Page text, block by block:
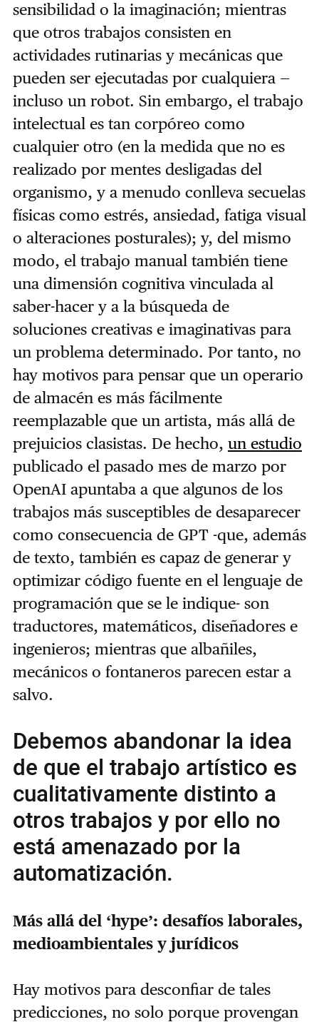
sensibilidad o la imaginación; mientras
que otros trabajos consisten en
actividades rutinarias y mecánicas que
pueden ser ejecutadas por cualquiera —
incluso un robot. Sin embargo, el trabajo
intelectual es tan corpóreo como
cualquier otro (en la medida que no es
realizado por mentes desligadas del
organismo, y a menudo conlleva secuelas
físicas como estrés, ansiedad, fatiga visual
o alteraciones posturales); y, del mismo
modo, el trabajo manual también tiene
una dimensión cognitiva vinculada al
saber-hacer y a la búsqueda de
soluciones creativas e imaginativas para
un problema determinado. Por tanto, no
hay motivos para pensar que un operario
de almacén es más fácilmente
reemplazable que un artista, más allá de
prejuicios clasistas. De hecho, un estudio
publicado el pasado mes de marzo por
OpenAI apuntaba a que algunos de los
trabajos más susceptibles de desaparecer
como consecuencia de GPT -que, además
de texto, también es capaz de generar y
optimizar código fuente en el lenguaje de
programación que se le indique- son
traductores, matemáticos, diseñadores e
ingenieros; mientras que albañiles,
mecánicos o fontaneros parecen estar a
salvo.
Debemos abandonar la idea
de que el trabajo artístico es
cualitativamente distinto a
otros trabajos y por ello no
está amenazado por la
automatización.
Más allá del ‘hype’: desafíos laborales,
medioambientales y jurídicos
Hay motivos para desconfiar de tales
predicciones, no solo porque provengan